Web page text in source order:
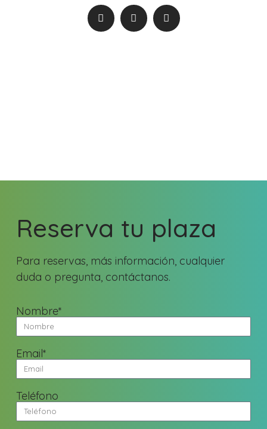
Reserva tu plaza
Para reservas, más información, cualquier
duda o pregunta, contáctanos.
Nombre*
Email*
Teléfono